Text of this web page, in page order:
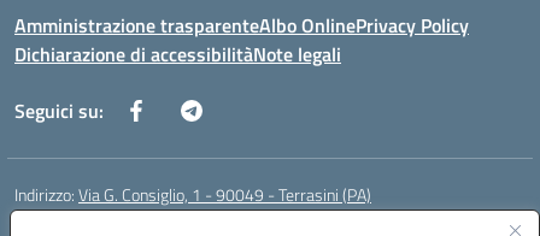
Amministrazione trasparenteAlbo OnlinePrivacy Policy
Dichiarazione di accessibilitàNote legali
Seguici su:
Indirizzo:Via G. Consiglio, 1 - 90049 - Terrasini (PA)
Centralino: